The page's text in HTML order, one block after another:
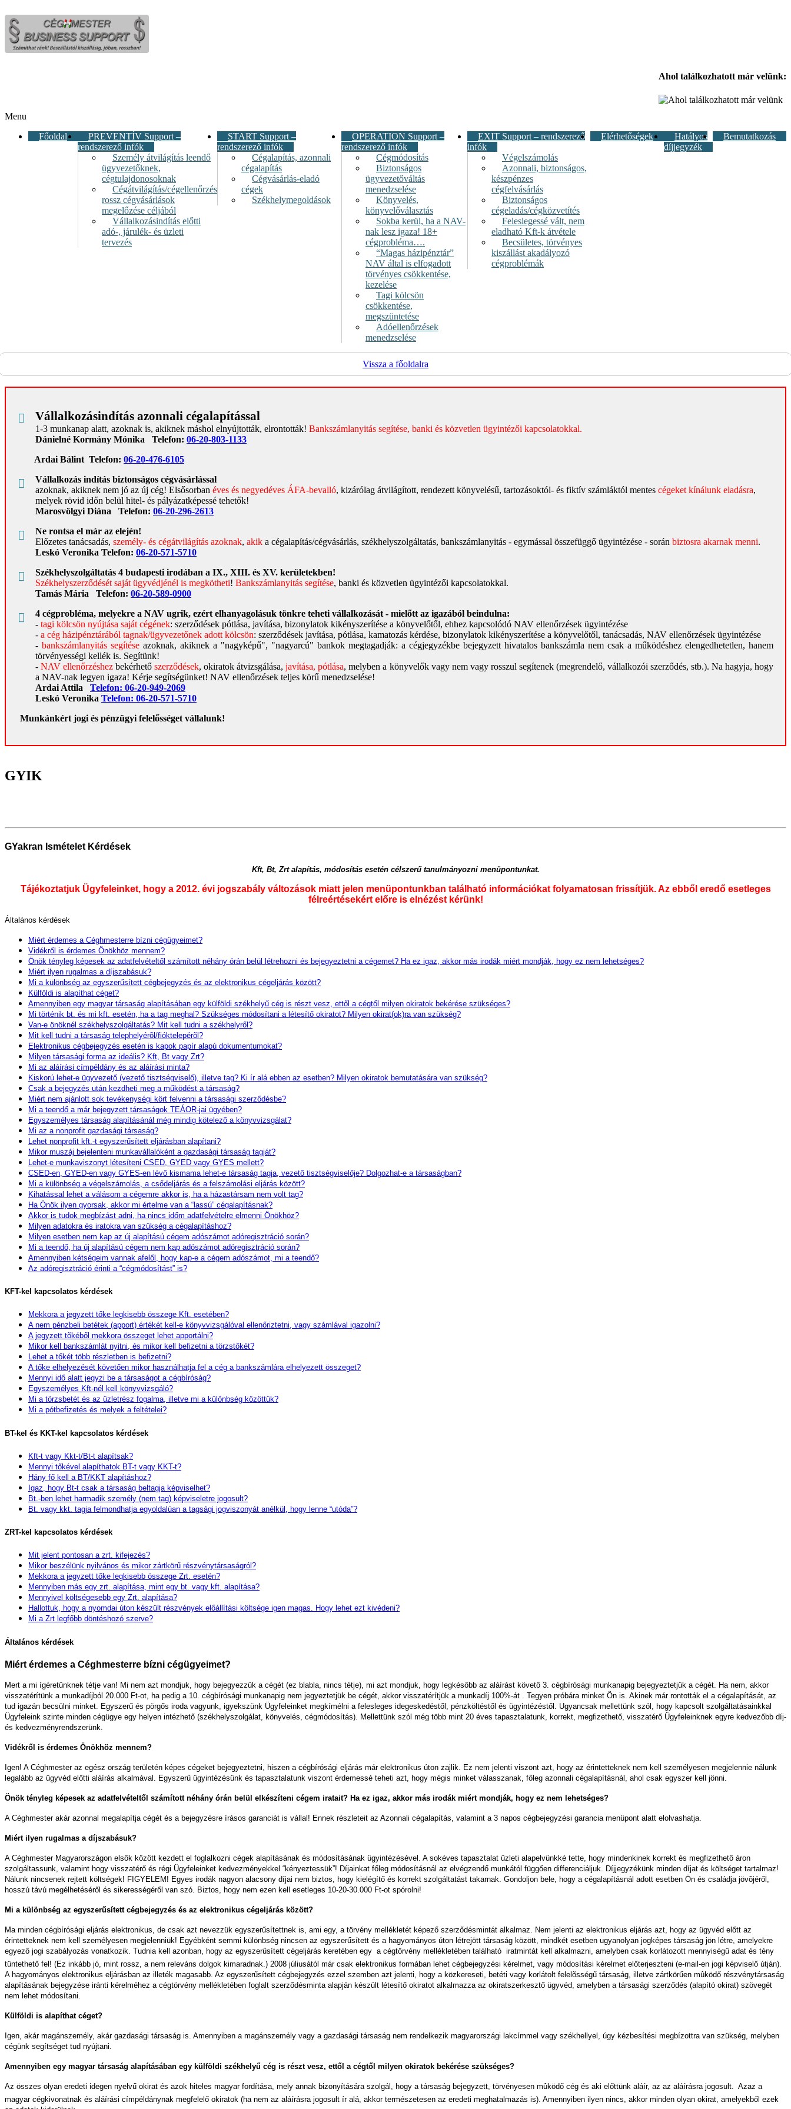
Ahol találkozhatott már velünk:
Menu
Főoldal
PREVENTÍV Support –
rendszerező infók
Személy átvilágítás leendő
ügyvezetőknek,
cégtulajdonosoknak
Cégátvilágítás/cégellenőrzés
rossz cégvásárlások
megelőzése céljából
Vállalkozásindítás előtti
adó-, járulék- és üzleti
tervezés
START Support –
rendszerező infók
Cégalapítás, azonnali
cégalapítás
Cégvásárlás-eladó
cégek
Székhelymegoldások
OPERATION Support –
rendszerező infók
Cégmódosítás
Biztonságos
ügyvezetőváltás
menedzselése
Könyvelés,
könyvelőválasztás
Sokba kerül, ha a NAV-
nak lesz igaza! 18+
cégprobléma….
“Magas házipénztár”
NAV által is elfogadott
törvényes csökkentése,
kezelése
Tagi kölcsön
csökkentése,
megszüntetése
Adóellenőrzések
menedzselése
EXIT Support – rendszerező
infók
Végelszámolás
Azonnali, biztonságos,
készpénzes
cégfelvásárlás
Biztonságos
cégeladás/cégközvetítés
Feleslegessé vált, nem
eladható Kft-k átvétele
Becsületes, törvényes
kiszállást akadályozó
cégproblémák
Elérhetőségek
Hatályos
díjjegyzék
Bemutatkozás
Vissza a főoldalra
Vállalkozásindítás azonnali cégalapítással
1-3 munkanap alatt, azoknak is, akiknek máshol elnyújtották, elrontották! Bankszámlanyitás segítése, banki és közvetlen ügyintézői kapcsolatokkal.
Dánielné Kormány Mónika Telefon: 06-20-803-1133
Ardai Bálint Telefon: 06-20-476-6105
Vállalkozás indítás biztonságos cégvásárlással
azoknak, akiknek nem jó az új cég! Elsősorban éves és negyedéves ÁFA-bevalló, kizárólag átvilágított, rendezett könyvelésű, tartozásoktól- és fiktív számláktól mentes cégeket kínálunk eladásra,
melyek rövid időn belül hitel- és pályázatképessé tehetők!
Marosvölgyi Diána Telefon: 06-20-296-2613
Ne rontsa el már az elején!
Előzetes tanácsadás, személy- és cégátvilágítás azoknak, akik a cégalapítás/cégvásárlás, székhelyszolgáltatás, bankszámlanyitás - egymással összefüggő ügyintézése - során biztosra akarnak menni.
Leskó Veronika Telefon: 06-20-571-5710
Székhelyszolgáltatás 4 budapesti irodában a IX., XIII. és XV. kerületekben!
Székhelyszerződését saját ügyvédjénél is megkötheti! Bankszámlanyitás segítése, banki és közvetlen ügyintézői kapcsolatokkal.
Tamás Mária Telefon: 06-20-589-0900
4 cégprobléma, melyekre a NAV ugrik, ezért elhanyagolásuk tönkre teheti vállalkozását - mielőtt az igazából beindulna:
- tagi kölcsön nyújtása saját cégének: szerződések pótlása, javítása, bizonylatok kikényszerítése a könyvelőtől, ehhez kapcsolódó NAV ellenőrzések ügyintézése
- a cég házipénztárából tagnak/ügyvezetőnek adott kölcsön: szerződések javítása, pótlása, kamatozás kérdése, bizonylatok kikényszerítése a könyvelőtől, tanácsadás, NAV ellenőrzések ügyintézése
- bankszámlanyitás segítése azoknak, akiknek a "nagyképű", "nagyarcú" bankok megtagadják: a cégjegyzékbe bejegyzett hivatalos bankszámla nem csak a működéshez elengedhetetlen, hanem
törvényességi kellék is. Segítünk!
-NAV ellenőrzéshez bekérhetőszerződések, okiratok átvizsgálása,javítása, pótlása, melyben a könyvelők vagy nem vagy rosszul segítenek (megrendelő, vállalkozói szerződés, stb.). Na hagyja, hogy
a NAV-nak legyen igaza! Kérje segítségünket! NAV ellenőrzések teljes körű menedzselése!
Ardai Attila Telefon: 06-20-949-2069
Leskó Veronika Telefon: 06-20-571-5710
Munkánkért jogi és pénzügyi felelősséget vállalunk!
GYIK
GYakran Ismételet Kérdések
Kft, Bt, Zrt alapítás, módosítás esetén célszerű tanulmányozni menüpontunkat.
Tájékoztatjuk Ügyfeleinket, hogy a 2012. évi jogszabály változások miatt jelen menüpontunkban található információkat folyamatosan frissítjük. Az ebből eredő esetleges
félreértésekért előre is elnézést kérünk!
Általános kérdések
Miért érdemes a Céghmesterre bízni cégügyeimet?
Vidékről is érdemes Önökhöz mennem?
Önök tényleg képesek az adatfelvételtől számított néhány órán belül létrehozni és bejegyeztetni a cégemet? Ha ez igaz, akkor más irodák miért mondják, hogy ez nem lehetséges?
Miért ilyen rugalmas a díjszabásuk?
Mi a különbség az egyszerűsített cégbejegyzés és az elektronikus cégeljárás között?
Külföldi is alapíthat céget?
Amennyiben egy magyar társaság alapításában egy külföldi székhelyű cég is részt vesz, ettől a cégtől milyen okiratok bekérése szükséges?
Mi történik bt. és mi kft. esetén, ha a tag meghal? Szükséges módosítani a létesítő okiratot? Milyen okirat(ok)ra van szükség?
Van-e önöknél székhelyszolgáltatás? Mit kell tudni a székhelyről?
Mit kell tudni a társaság telephelyérõl/fióktelepérõl?
Elektronikus cégbejegyzés esetén is kapok papír alapú dokumentumokat?
Milyen társasági forma az ideális? Kft, Bt vagy Zrt?
Mi az aláírási címpéldány és az aláírási minta?
Kiskorú lehet-e ügyvezető (vezető tisztségviselő), illetve tag? Ki ír alá ebben az esetben? Milyen okiratok bemutatására van szükség?
Csak a bejegyzés után kezdheti meg a működést a társaság?
Miért nem ajánlott sok tevékenységi kört felvenni a társasági szerződésbe?
Mi a teendő a már bejegyzett társaságok TEÁOR-jai ügyében?
Egyszemélyes társaság alapításánál még mindig kötelezõ a könyvvizsgálat?
Mi az a nonprofit gazdasági társaság?
Lehet nonprofit kft.-t egyszerűsített eljárásban alapítani?
Mikor muszáj bejelenteni munkavállalóként a gazdasági társaság tagját?
Lehet-e munkaviszonyt létesíteni CSED, GYED vagy GYES mellett?
CSED-en, GYED-en vagy GYES-en lévő kismama lehet-e társaság tagja, vezető tisztségviselője? Dolgozhat-e a társaságban?
Mi a különbség a végelszámolás, a csődeljárás és a felszámolási eljárás között?
Kihatással lehet a válásom a cégemre akkor is, ha a házastársam nem volt tag?
Ha Önök ilyen gyorsak, akkor mi értelme van a “lassú” cégalapításnak?
Akkor is tudok megbízást adni, ha nincs időm adatfelvételre elmenni Önökhöz?
Milyen adatokra és iratokra van szükség a cégalapításhoz?
Milyen esetben nem kap az új alapítású cégem adószámot adóregisztráció során?
Mi a teendő, ha új alapítású cégem nem kap adószámot adóregisztráció során?
Amennyiben kétségeim vannak afelől, hogy kap-e a cégem adószámot, mi a teendő?
Az adóregisztráció érinti a “cégmódosítást” is?
KFT-kel kapcsolatos kérdések
Mekkora a jegyzett tőke legkisebb összege Kft. esetében?
A nem pénzbeli betétek (apport) értékét kell-e könyvvizsgálóval ellenőriztetni, vagy számlával igazolni?
A jegyzett tõkéből mekkora összeget lehet apportálni?
Mikor kell bankszámlát nyitni, és mikor kell befizetni a törzstőkét?
Lehet a tőkét több részletben is befizetni?
A tőke elhelyezését követően mikor használhatja fel a cég a bankszámlára elhelyezett összeget?
Mennyi idő alatt jegyzi be a társaságot a cégbíróság?
Egyszemélyes Kft-nél kell könyvvizsgáló?
Mi a törzsbetét és az üzletrész fogalma, illetve mi a különbség közöttük?
Mi a pótbefizetés és melyek a feltételei?
BT-kel és KKT-kel kapcsolatos kérdések
Kft-t vagy Kkt-t/Bt-t alapítsak?
Mennyi tőkével alapíthatok BT-t vagy KKT-t?
Hány fő kell a BT/KKT alapításhoz?
Igaz, hogy Bt-t csak a társaság beltagja képviselhet?
Bt.-ben lehet harmadik személy (nem tag) képviseletre jogosult?
Bt. vagy kkt. tagja felmondhatja egyoldalúan a tagsági jogviszonyát anélkül, hogy lenne “utóda”?
ZRT-kel kapcsolatos kérdések
Mit jelent pontosan a zrt. kifejezés?
Mikor beszélünk nyilvános és mikor zártkörű részvénytársaságról?
Mekkora a jegyzett tőke legkisebb összege Zrt. esetén?
Mennyiben más egy zrt. alapítása, mint egy bt. vagy kft. alapítása?
Mennyivel költségesebb egy Zrt. alapítása?
Hallottuk, hogy a nyomdai úton készült részvények előállítási költsége igen magas. Hogy lehet ezt kivédeni?
Mi a Zrt legfőbb döntéshozó szerve?
Általános kérdések
Miért érdemes a Céghmesterre bízni cégügyeimet?
Mert a mi ígéretünknek tétje van! Mi nem azt mondjuk, hogy bejegyezzük a cégét (ez blabla, nincs tétje), mi azt mondjuk, hogy legkésőbb az aláírást követő 3. cégbírósági munkanapig bejegyeztetjük a cégét. Ha nem, akkor
visszatérítünk a munkadíjból 20.000 Ft-ot, ha pedig a 10. cégbírósági munkanapig nem jegyeztetjük be cégét, akkor visszatérítjük a munkadíj 100%-át . Tegyen próbára minket Ön is. Akinek már rontották el a cégalapítását, az
tud igazán becsülni minket. Egyszerű és pörgős iroda vagyunk, igyekszünk Ügyfeleinket megkímélni a felesleges idegeskedéstől, pénzköltéstől és ügyintézéstől. Ugyancsak mellettünk szól, hogy kapcsolt szolgáltatásainkkal
Ügyfeleink szinte minden cégügye egy helyen intézhető (székhelyszolgálat, könyvelés, cégmódosítás). Mellettünk szól még több mint 20 éves tapasztalatunk, korrekt, megfizethető, visszatérő Ügyfeleinknek egyre kedvezőbb díj-
és kedvezményrendszerünk.
Vidékről is érdemes Önökhöz mennem?
Igen! A Céghmester az egész ország területén képes cégeket bejegyeztetni, hiszen a cégbírósági eljárás már elektronikus úton zajlik. Ez nem jelenti viszont azt, hogy az érintetteknek nem kell személyesen megjelennie nálunk
legalább az ügyvéd előtti aláírás alkalmával. Egyszerű ügyintézésünk és tapasztalatunk viszont érdemessé teheti azt, hogy mégis minket válasszanak, főleg azonnali cégalapításnál, ahol csak egyszer kell jönni.
Önök tényleg képesek az adatfelvételtől számított néhány órán belül elkészíteni cégem iratait? Ha ez igaz, akkor más irodák miért mondják, hogy ez nem lehetséges?
A Céghmester akár azonnal megalapítja cégét és a bejegyzésre írásos garanciát is vállal! Ennek részleteit az Azonnali cégalapítás, valamint a 3 napos cégbejegyzési garancia menüpont alatt elolvashatja.
Miért ilyen rugalmas a díjszabásuk?
A Céghmester Magyarországon elsők között kezdett el foglalkozni cégek alapításának és módosításának ügyintézésével. A sokéves tapasztalat üzleti alapelvünkké tette, hogy mindenkinek korrekt és megfizethető áron
szolgáltassunk, valamint hogy visszatérő és régi Ügyfeleinket kedvezményekkel “kényeztessük”! Díjainkat főleg módosításnál az elvégzendő munkától függően differenciáljuk. Díjjegyzékünk minden díjat és költséget tartalmaz!
Nálunk nincsenek rejtett költségek! FIGYELEM! Egyes irodák nagyon alacsony díjai nem biztos, hogy kielégítő és korrekt szolgáltatást takarnak. Gondoljon bele, hogy a cégalapításnál adott esetben Ön és családja jövõjéről,
hosszú távú megélhetéséről és sikerességéről van szó. Biztos, hogy nem ezen kell esetleges 10-20-30.000 Ft-ot spórolni!
Mi a különbség az egyszerűsített cégbejegyzés és az elektronikus cégeljárás között?
Ma minden cégbírósági eljárás elektronikus, de csak azt nevezzük egyszerűsítettnek is, ami egy, a törvény mellékletét képező szerződésmintát alkalmaz. Nem jelenti az elektronikus eljárás azt, hogy az ügyvéd előtt az
érintetteknek nem kell személyesen megjelenniük! Egyébként semmi különbség nincsen az egyszerűsített és a hagyományos úton létrejött társaság között, mindkét esetben ugyanolyan jogképes társaság jön létre, amelyekre
egyező jogi szabályozás vonatkozik. Tudnia kell azonban, hogy az egyszerűsített cégeljárás keretében egy  a cégtörvény mellékletében található  iratmintát kell alkalmazni, amelyben csak korlátozott mennyiségű adat és tény
tüntethető fel! (Ez inkább jó, mint rossz, a nem releváns dolgok kimaradnak.) 2008 júliusától már csak elektronikus formában lehet cégbejegyzési kérelmet, vagy módosítási kérelmet előterjeszteni (e-mail-en jogi képviselő útján).
A hagyományos elektronikus eljárásban az illeték magasabb. Az egyszerűsített cégbejegyzés ezzel szemben azt jelenti, hogy a közkereseti, betéti vagy korlátolt felelõsségű társaság, illetve zártkörűen mûködő részvénytársaság
alapításának bejegyzése iránti kérelméhez a cégtörvény mellékletében foglalt szerződésminta alapján készült létesítő okiratot alkalmazza az okiratszerkesztő ügyvéd, amelyben a társasági szerződés (alapító okirat) szövegét
nem lehet módosítani.
Külföldi is alapíthat céget?
Igen, akár magánszemély, akár gazdasági társaság is. Amennyiben a magánszemély vagy a gazdasági társaság nem rendelkezik magyarországi lakcímmel vagy székhellyel, úgy kézbesítési megbízottra van szükség, melyben
cégünk segítséget tud nyújtani.
Amennyiben egy magyar társaság alapításában egy külföldi székhelyű cég is részt vesz, ettől a cégtől milyen okiratok bekérése szükséges?
Az összes olyan eredeti idegen nyelvű okirat és azok hiteles magyar fordítása, mely annak bizonyítására szolgál, hogy a társaság bejegyzett, törvényesen mûködő cég és aki előttünk aláír, az az aláírásra jogosult.  Azaz a
magyar cégkivonatnak és aláírási címpéldánynak megfelelő okiratok (ha nem az aláírásra jogosult ír alá, akkor természetesen az eredeti meghatalmazás is). Amennyiben ilyen nincs, akkor minden olyan okirat, amelyekből ezek